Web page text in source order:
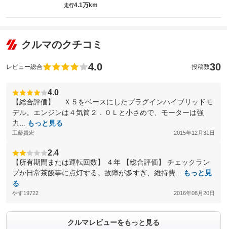
走行4.1万km
クルマのクチコミ
レビュー総合 4.0 投稿数30
4.0
【総合評価】 Ｘ５をベースにしたプラグインハイブリッドモ
デル。エンジンは４気筒２．０Ｌと小さめで、モーターは強
力...
もっと見る
工藤貴宏 2015年12月31日
2.4
【所有期間または運転回数】 ４年 【総合評価】 チェックラン
プが日常茶飯事に点灯する。故障が多すぎ、維持費...
もっと見
る
やす19722 2016年08月20日
クルマレビューをもっと見る